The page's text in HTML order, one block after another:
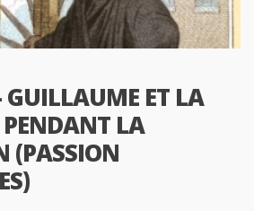
GUILLAUME ET LA
LA
(PASSION